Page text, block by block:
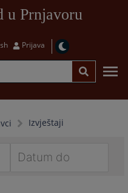
u Prnjavoru
Prijava
Izvještaji